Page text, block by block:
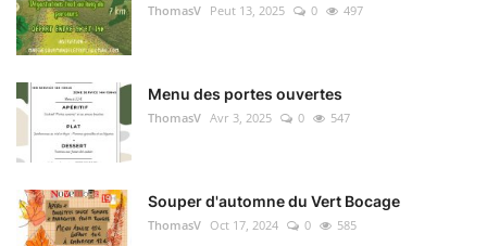
ThomasV Peut 13, 2025 0 497
Menu des portes ouvertes
ThomasV Avr 3, 2025 0 547
Souper d'automne du Vert Bocage
ThomasV Oct 17, 2024 0 585